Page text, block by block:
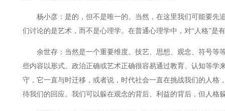
杨小彦：是的，但不是唯一的。当然，在这里我们可能要先
们讨论的是艺术，而不是心理学。在普通心理学中，对“人格”是
余世存：当然是一个重要维度。技艺、思想、观念、符号等
些内容以形式。政治正确或艺术正确很容易通过教育、认知等学
守，它一直与时迁移，或者说，时代社会一直在挑战我们的人格
待我们的回应。我们可以躲在观念的背后、利益的背后，但人格